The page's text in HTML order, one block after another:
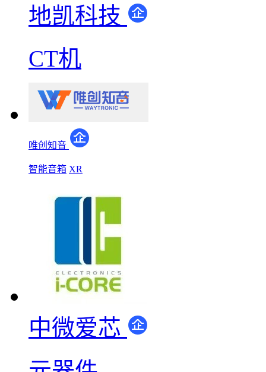
地凯科技
CT机
唯创知音
智能音箱 XR
中微爱芯